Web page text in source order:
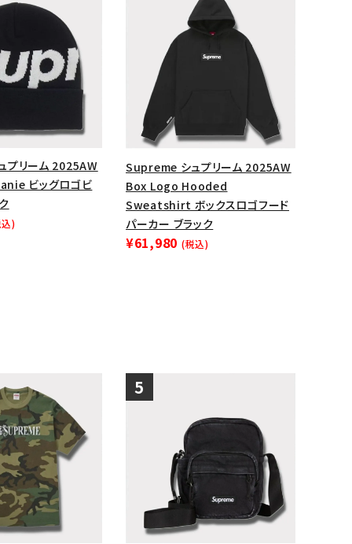
ー・ウエストバッグ
プリーム 2025AW
ビッグロゴビ
)
Supreme シュプリーム 2025AW
Box Logo Hooded
Sweatshirt ボックスロゴフード
パーカー ブラック
¥61,980 (税込)